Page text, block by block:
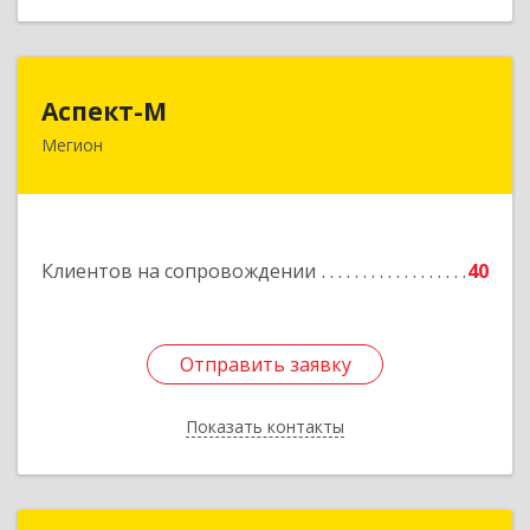
Аспект-М
Мегион
Клиентов на сопровождении 40
Отправить заявку
Показать контакты
628681, Ханты-Мансийский Автономный округ
Отправить заявку
Назад